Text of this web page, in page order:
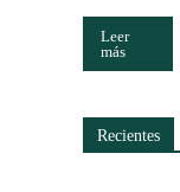
Leer
más
Recientes